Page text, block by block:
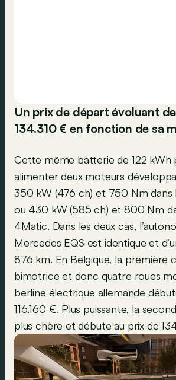
Un prix de départ évoluant
134.310 € en fonction de sa
Cette même batterie de 122 kWh
alimenter deux moteurs
350 kW (476 ch) et 750 Nm
ou 430 kW (585 ch) et 800 Nm
4Matic. Dans les deux cas,
Mercedes EQS est identique et
876 km. En Belgique, la première
bimotrice et donc quatre roues
berline électrique allemande
116.160 €. Plus puissante, la
plus chère et débute au prix de